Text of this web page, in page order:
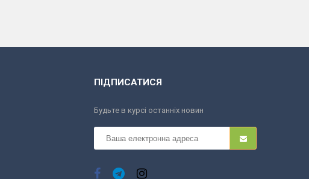
ПІДПИСАТИСЯ
Будьте в курсі останніх новин